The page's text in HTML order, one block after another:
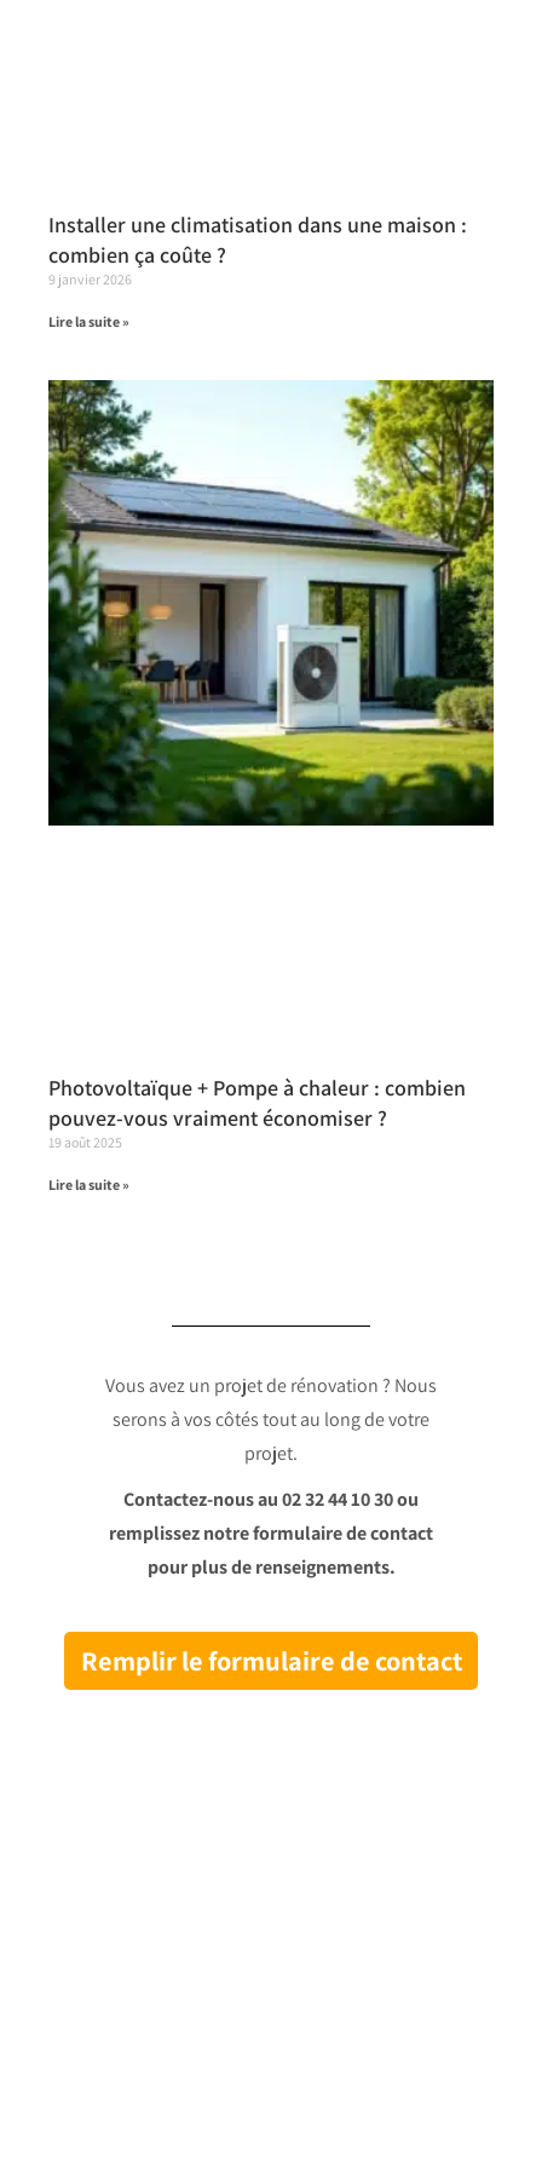
Installer une climatisation dans une maison :
combien ça coûte ?
9 janvier 2026
Lire la suite »
Photovoltaïque + Pompe à chaleur : combien
pouvez-vous vraiment économiser ?
19 août 2025
Lire la suite »
Vous avez un projet de rénovation ? Nous
serons à vos côtés tout au long de votre
projet.
Contactez-nous au 02 32 44 10 30 ou
remplissez notre formulaire de contact
pour plus de renseignements.
Remplir le formulaire de contact